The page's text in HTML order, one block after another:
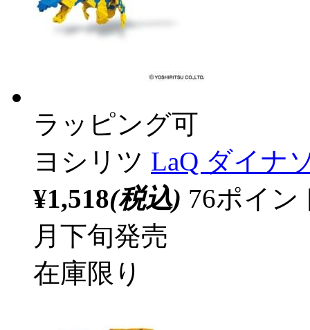
ラッピング可
ヨシリツ LaQ ダイナ
¥1,518(税込) 76ポイ
月下旬発売
在庫限り